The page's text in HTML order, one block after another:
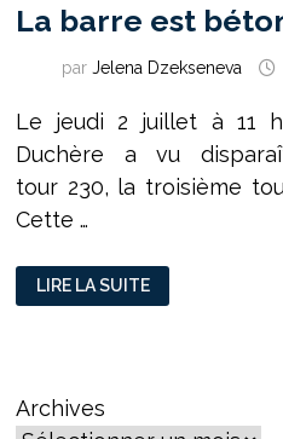
La barre est
par Jelena Dzekseneva
Le jeudi 2 juillet à 11
Duchère a vu
tour 230, la troisième
Cette …
LA
BARRE
EST
LIRE LA SUITE
Archives